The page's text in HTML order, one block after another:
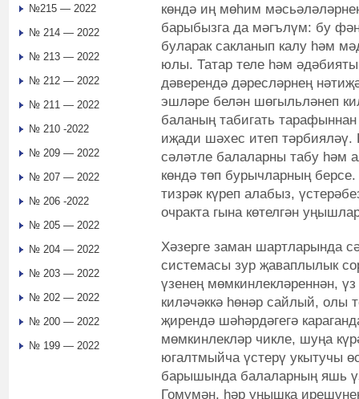
көндә иң мөһим
барыбызга да мәгълүм: бу
буларак сакланып калу һәм
юлы. Татар теле һәм
дәверендә дәресләрнең
эшләре белән шөгыльләнеп
баланың табигать
иҗади шәхес итеп тәрбияләү.
сәләтле балаларны табу һәм
көндә төп бурычларның
тизрәк күреп алабыз,
очракта гына көтелгән
Хәзерге заман шартларында
системасы зур җаваплылык
үзенең мөмкинлекләреннән,
киләчәккә һөнәр сайлый,
җирендә шәһәрдәгегә
мөмкинлекләр чикле, шуңа
югалтмыйча үстерү укытучы
барышында балаларның яшь
Гомумән, һәр уңышка
№215 — 2022
№ 214 — 2022
№ 213 — 2022
№ 212 — 2022
№ 211 — 2022
№ 210 -2022
№ 209 — 2022
№ 207 — 2022
№ 206 -2022
№ 205 — 2022
№ 204 — 2022
№ 203 — 2022
№ 202 — 2022
№ 200 — 2022
№ 199 — 2022